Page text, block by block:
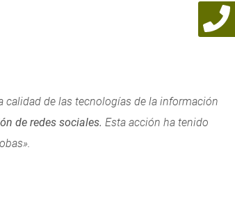
calidad de las tecnologías de la información
de redes sociales. Esta acción ha tenido